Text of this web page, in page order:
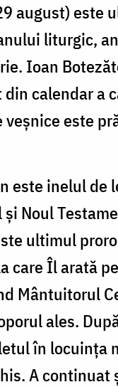
august) este
liturgic,
Ioan
calendar a
veșnice este
este inelul de
Noul
ultimul
care Îl arată
Mântuitorul
ales.
în locuința
A continuat